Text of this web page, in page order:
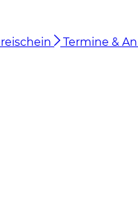
Termine &